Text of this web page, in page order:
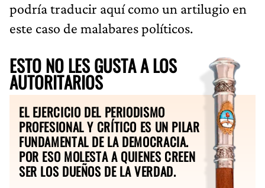
podría traducir aquí como un artilugio en
este caso de malabares políticos.
ESTO NO LES GUSTA A LOS
AUTORITARIOS
EL EJERCICIO DEL PERIODISMO
PROFESIONAL Y CRÍTICO ES UN PILAR
FUNDAMENTAL DE LA DEMOCRACIA.
POR ESO MOLESTA A QUIENES CREEN
SER LOS DUEÑOS DE LA VERDAD.